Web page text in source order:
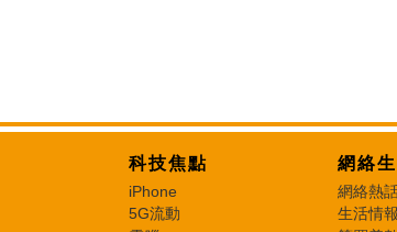
科技焦點
iPhone
5G流動
網絡
網絡熱
生活情報